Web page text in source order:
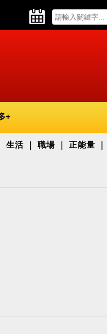
+
生活 職場 正能量